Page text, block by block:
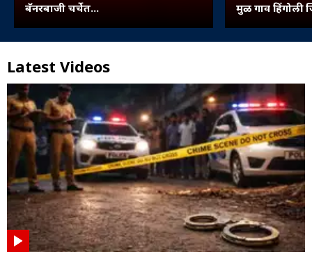
बॅनरबाजी चर्चेत...
मुळ गाव हिंगोली
पिंपरी...
Latest Videos